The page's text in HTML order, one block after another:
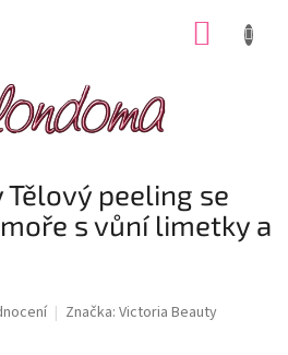
peeling se
s vůní limetky a
Značka: Victoria Beauty